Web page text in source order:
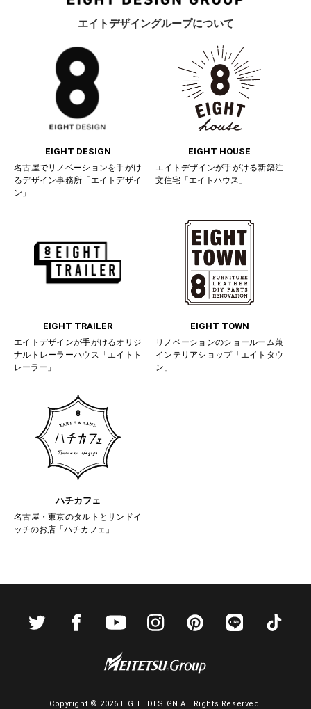
エイトデザイングループについて
EIGHT DESIGN
名古屋でリノベーションを手がけ
るデザイン事務所「エイトデザイ
ン」
EIGHT HOUSE
エイトデザインが手がける新築注
文住宅「エイトハウス」
EIGHT TRAILER
エイトデザインが手がけるオリジ
ナルトレーラーハウス「エイトト
レーラー」
EIGHT TOWN
リノベーションのショールーム兼
インテリアショップ「エイトタウ
ン」
ハチカフェ
名古屋・東京のタルトとサンドイ
ッチのお店「ハチカフェ」
Copyright © 2026 EIGHT DESIGN All Rights Reserved.